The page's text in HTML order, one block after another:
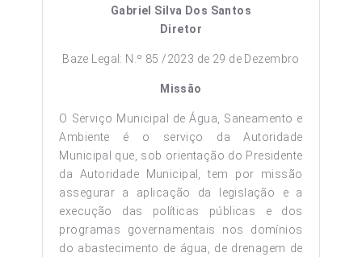
Gabriel Silva Dos Santos
Diretor
Baze Legal: N.º 85 /2023 de 29 de Dezembro
Missão
O Serviço Municipal de Água, Saneamento e
Ambiente é o serviço da Autoridade
Municipal que, sob orientação do Presidente
da Autoridade Municipal, tem por missão
assegurar a aplicação da legislação e a
execução das políticas públicas e dos
programas governamentais nos domínios
do abastecimento de água, de drenagem de